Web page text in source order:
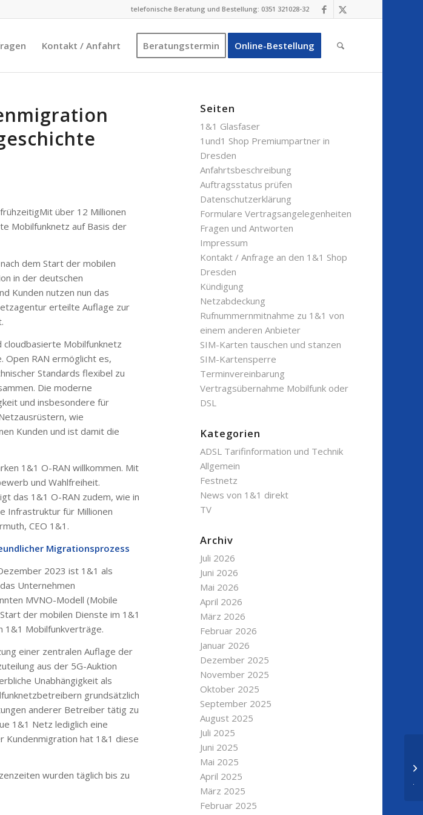
telefonische Beratung und Bestellung: 0351 321028-32
Kontakt / Anfahrt Beratungstermin Online-Bestellung
über 12 Millionen
Mobilfunknetz auf Basis der
dem Start der mobilen
in der deutschen
Kunden nutzen nun das
erteilte Auflage zur
Mobilfunknetz
Open RAN ermöglicht es,
Standards flexibel zu
Die moderne
und insbesondere für
wie
Kunden und ist damit die
1&1 O-RAN willkommen. Mit
und Wahlfreiheit.
das 1&1 O-RAN zudem, wie in
Infrastruktur für Millionen
CEO 1&1.
Migrationsprozess
2023 ist 1&1 als
Unternehmen
MVNO-Modell (Mobile
der mobilen Dienste im 1&1
Mobilfunkverträge.
einer zentralen Auflage der
aus der 5G-Auktion
Unabhängigkeit als
grundsätzlich
anderer Betreiber tätig zu
1&1 Netz lediglich eine
Kundenmigration hat 1&1 diese
wurden täglich bis zu
Seiten
1&1 Glasfaser
1und1 Shop Premiumpartner in
Dresden
Anfahrtsbeschreibung
Auftragsstatus prüfen
Datenschutzerklärung
Formulare Vertragsangelegenheiten
Fragen und Antworten
Impressum
Kontakt / Anfrage an den 1&1 Shop
Dresden
Kündigung
Netzabdeckung
Rufnummernmitnahme zu 1&1 von
einem anderen Anbieter
SIM-Karten tauschen und stanzen
SIM-Kartensperre
Terminvereinbarung
Vertragsübernahme Mobilfunk oder
DSL
Kategorien
ADSL Tarifinformation und Technik
Allgemein
Festnetz
News von 1&1 direkt
TV
Archiv
Juli 2026
Juni 2026
Mai 2026
April 2026
März 2026
Februar 2026
Januar 2026
Dezember 2025
November 2025
Oktober 2025
September 2025
August 2025
Juli 2025
Juni 2025
Mai 2025
April 2025
März 2025
Februar 2025